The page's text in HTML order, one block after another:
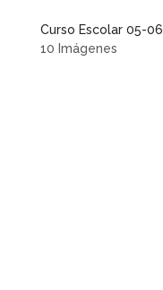
Curso Escolar 05-06
10 Imágenes